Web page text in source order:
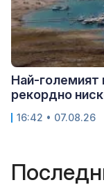
Най-
рекордно
16:42 • 07.08.26